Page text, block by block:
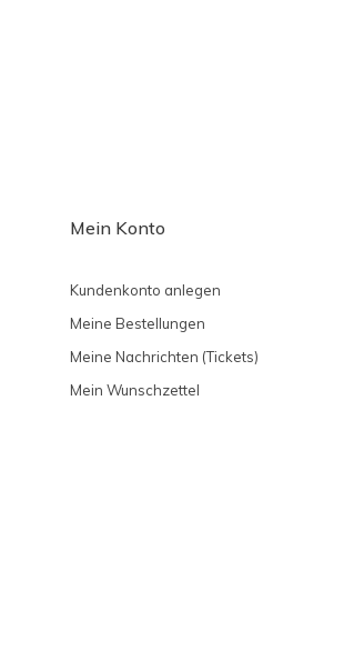
Mein Konto
Kundenkonto anlegen
Meine Bestellungen
Meine Nachrichten (Tickets)
Mein Wunschzettel